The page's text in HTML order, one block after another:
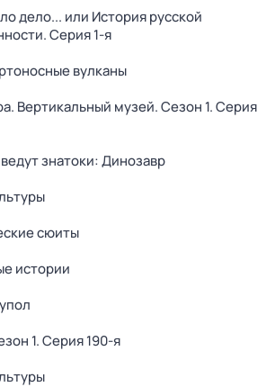
дело... или История русской
. Серия 1-я
вулканы
Вертикальный музей. Сезон 1. Серия
знатоки: Динозавр
сюиты
истории
1. Серия 190-я